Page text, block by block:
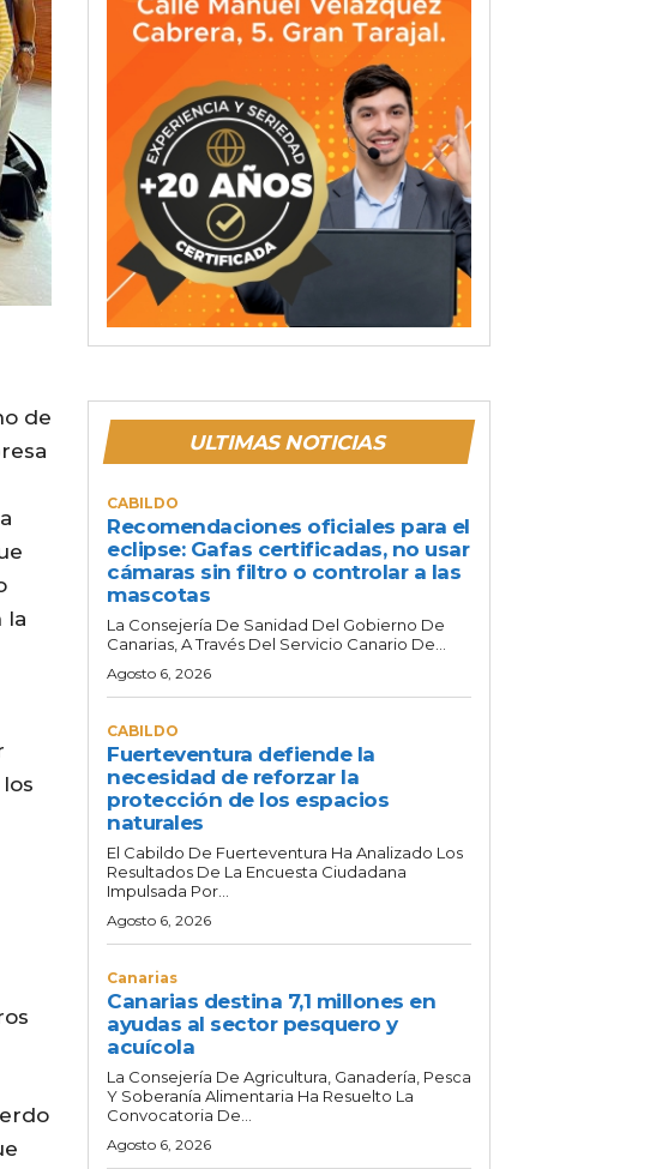
de
la
ULTIMAS NOTICIAS
CABILDO
Recomendaciones oficiales para el
eclipse: Gafas certificadas, no usar
cámaras sin filtro o controlar a las
mascotas
La Consejería De Sanidad Del Gobierno De
Canarias, A Través Del Servicio Canario De...
Agosto 6, 2026
CABILDO
Fuerteventura defiende la
necesidad de reforzar la
protección de los espacios
naturales
El Cabildo De Fuerteventura Ha Analizado Los
Resultados De La Encuesta Ciudadana
Impulsada Por...
Agosto 6, 2026
Canarias
Canarias destina 7,1 millones en
ayudas al sector pesquero y
acuícola
La Consejería De Agricultura, Ganadería, Pesca
Y Soberanía Alimentaria Ha Resuelto La
Convocatoria De...
Agosto 6, 2026